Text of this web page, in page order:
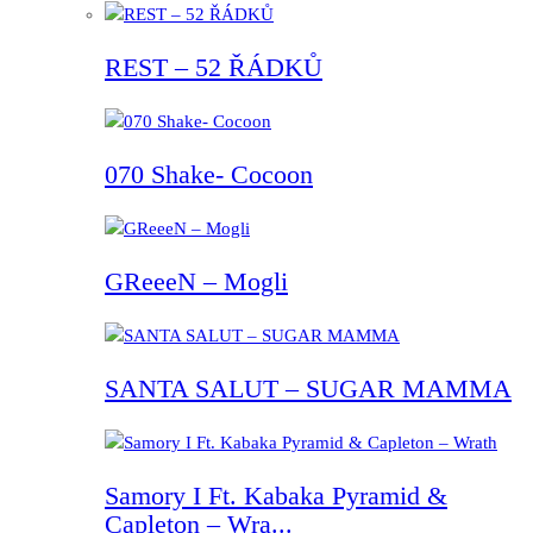
REST – 52 ŘÁDKŮ
070 Shake- Cocoon
GReeeN – Mogli
SANTA SALUT – SUGAR MAMMA
Samory I Ft. Kabaka Pyramid &
Capleton – Wra...